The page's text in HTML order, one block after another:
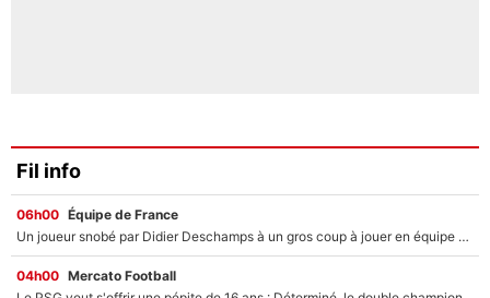
Fil info
06h00 Équipe de France
Un joueur snobé par Didier Deschamps à un gros coup à jouer en équipe de France : Zinedine Zidane a trouvé son numéro 9 ?
04h00 Mercato Football